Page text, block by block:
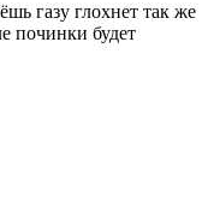
газу глохнет так же
починки будет